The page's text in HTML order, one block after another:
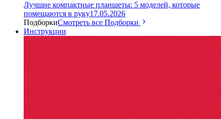
Лучшие компактные планшеты: 5 моделей, которые
помещаются в руку17.05.2026
ПодборкиСмотреть все Подборки
Инструкции